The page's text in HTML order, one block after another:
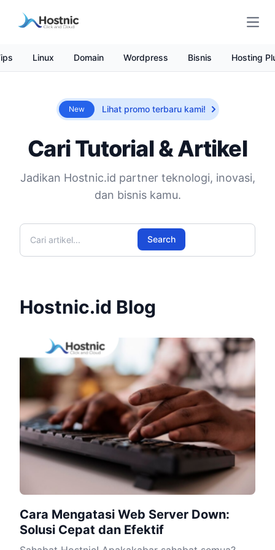
Linux Domain Wordpress Bisnis Hosting
New Lihat promo terbaru kami!
Cari Tutorial & Artikel
Jadikan Hostnic.id partner teknologi, inovasi,
dan bisnis kamu.
Cari artikel
Search
Hostnic.id Blog
Cara Mengatasi Web Server Down:
Solusi Cepat dan Efektif